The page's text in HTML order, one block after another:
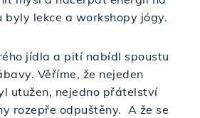
byly lekce a workshopy jógy.
jídla a pití nabídl spoustu
Věříme, že nejeden
utužen, nejedno přátelství
rozepře odpuštěny. A že se